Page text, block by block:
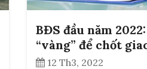
BĐS đầu năm
“vàng” để chốt
12 Th3, 2022